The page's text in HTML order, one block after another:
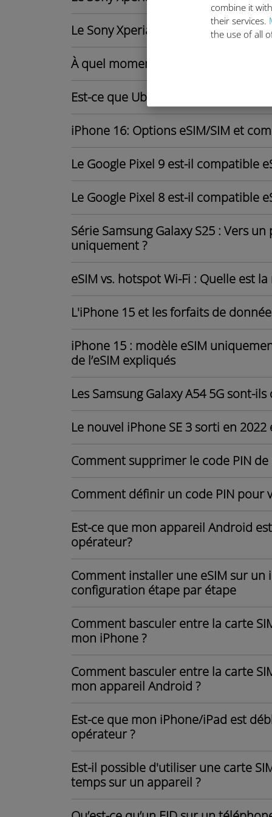
combine it
their services.
the use of all
Le Sony Xperia 1 VI est-il
À quel moment mon forfait de
Est-ce que Ubigi propose des
iPhone 16: Options eSIM/SIM et
Le Google Pixel 9 est-il compatible
Le Google Pixel 8 est-il compatible
Série Samsung Galaxy S25 : Vers
uniquement ?
eSIM vs. hotspot Wi-Fi : Quelle est
L'iPhone 15 et les forfaits de
iPhone 15 : modèle eSIM
de l’eSIM expliqués
Les Samsung Galaxy A54 5G sont-
Le nouvel iPhone SE 3 sorti en
Comment supprimer le code PIN
Comment définir un code PIN pour
Est-ce que mon appareil Android
opérateur?
Comment installer une eSIM sur
configuration étape par étape
Comment basculer entre la carte
mon iPhone ?
Comment basculer entre la carte
mon appareil Android ?
Est-ce que mon iPhone/iPad est
opérateur ?
Est-il possible d'utiliser une carte
temps sur un appareil ?